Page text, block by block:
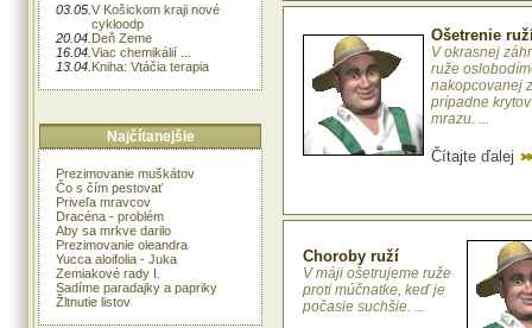
03.05. V Košickom kraji nové
cykloodp
20.04. Deň Zeme
16.04. Viac chemikálií ...
13.04. Kniha: Vtáčia terapia
Najčítanejšie
Prezimovanie muškátov
Čo s čím pestovať
Priveľa mravcov
Dracéna - problém
Aby sa mrkve darilo
Prezimovanie oleandra
Yucca aloifolia - Juka
Zemiakové rady I.
Sadíme paradajky a papriky
Žltnutie listov
Ošetrenie
V okrasnej
ruže
nakopcovanej
prípadne
mrazu. ...
Čítajte ďalej
Choroby ruží
V máji ošetrujeme ruže
proti múčnatke, keď je
počasie suchšie. ...